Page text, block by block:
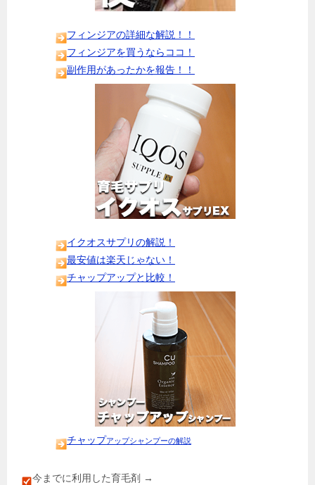
フィンジアの詳細な解説！！
フィンジアを買うならココ！
副作用があったかを報告！！
イクオスサプリの解説！
最安値は楽天じゃない！
チャップアップと比較！
チャップアップシャンプーの解説
今までに利用した育毛剤 →